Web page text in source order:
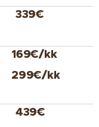
339€
169€/kk
299€/kk
439€